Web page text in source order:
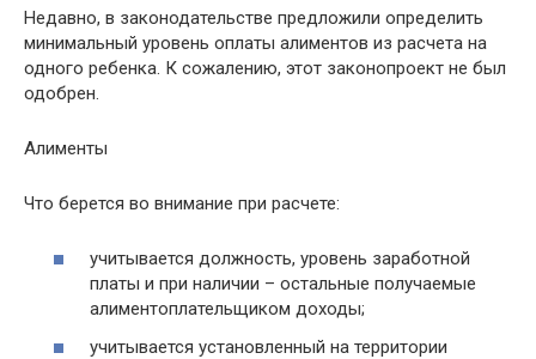
Недавно, в законодательстве предложили определить
минимальный уровень оплаты алиментов из расчета на
одного ребенка. К сожалению, этот законопроект не был
одобрен.
Алименты
Что берется во внимание при расчете:
учитывается должность, уровень заработной
платы и при наличии – остальные получаемые
алиментоплательщиком доходы;
учитывается установленный на территории